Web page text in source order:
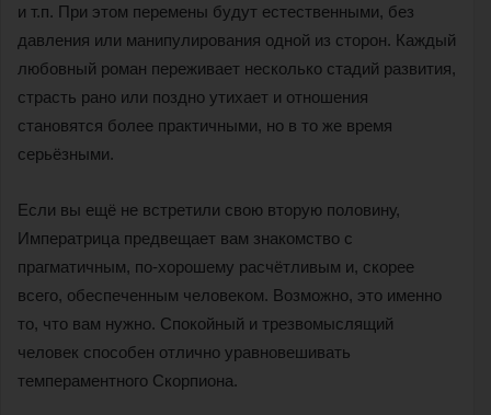
и т.п. При этом перемены будут естественными, без
давления или манипулирования одной из сторон. Каждый
любовный роман переживает несколько стадий развития,
страсть рано или поздно утихает и отношения
становятся более практичными, но в то же время
серьёзными.
Если вы ещё не встретили свою вторую половину,
Императрица предвещает вам знакомство с
прагматичным, по-хорошему расчётливым и, скорее
всего, обеспеченным человеком. Возможно, это именно
то, что вам нужно. Спокойный и трезвомыслящий
человек способен отлично уравновешивать
темпераментного Скорпиона.